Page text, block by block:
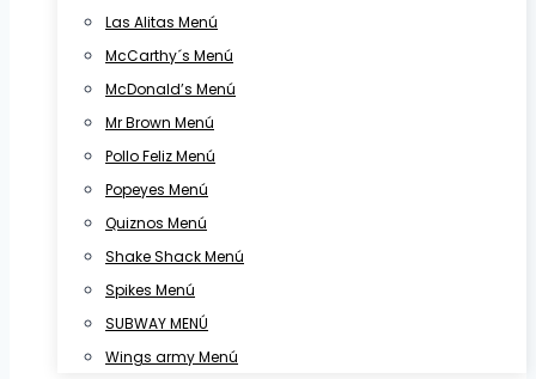
Las Alitas Menú
McCarthy´s Menú
McDonald’s Menú
Mr Brown Menú
Pollo Feliz Menú
Popeyes Menú
Quiznos Menú
Shake Shack Menú
Spikes Menú
SUBWAY MENÚ
Wings army Menú